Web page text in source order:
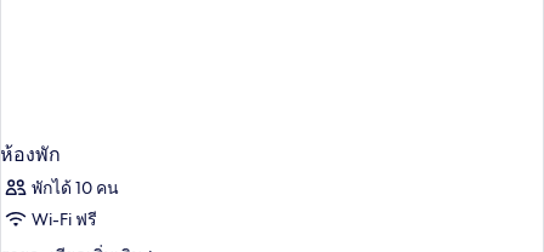
ห้องพัก
พักได้ 10 คน
Wi-Fi ฟรี